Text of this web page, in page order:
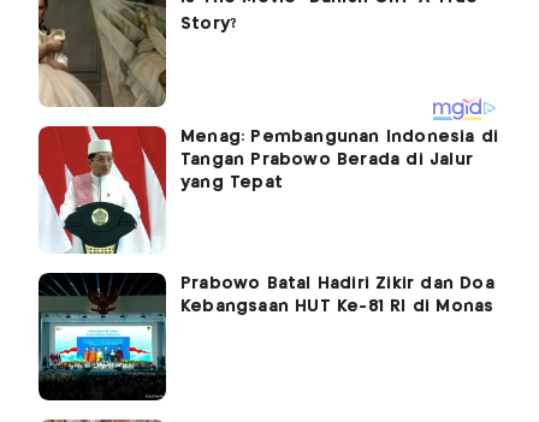
Menag: Pembangunan Indonesia di
Tangan Prabowo Berada di Jalur
yang Tepat
Prabowo Batal Hadiri Zikir dan Doa
Kebangsaan HUT Ke-81 RI di Monas